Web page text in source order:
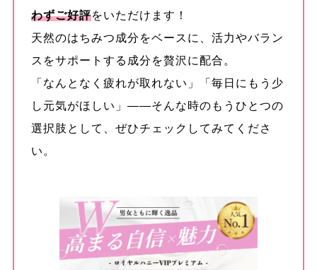
わずご好評をいただけます！
天然のはちみつ成分をベースに、活力やバラン
スをサポートする成分を贅沢に配合。
「なんとなく疲れが取れない」「毎日にもう少
し元気がほしい」——そんな時のもうひとつの
選択肢として、ぜひチェックしてみてくださ
い。